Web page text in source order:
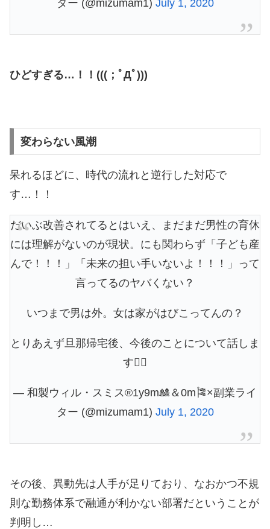
ター (@mizumam1) July 1, 2020
ひどすぎる…！！(((；ﾟДﾟ)))
変わらない風潮
呆れるほどに、時代の流れと逆行した対応で
す…！！
だいぶ改善されてるとはいえ、まだまだ男性の育休
には理解がないのが現状。にも関わらず「子ども産
んで！！！」「未来の担い手いないよ！！！」って
言ってるのヤバくない？
いつまで男は外。女は家がはびこってんの？
とりあえず旦那帰宅後、今後のことについて話しま
す🙆‍♀️
— 和製ウィル・スミス®1y9m🎎＆0m🎏×副業ライ
ター (@mizumam1) July 1, 2020
その後、異動先は人手が足りており、なおかつ不規
則な勤務体系で融通が利かない部署だということが
判明し…